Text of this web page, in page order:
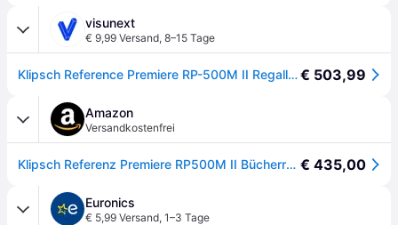
visunext
€ 9,99 Versand, 8–15 Tage
Klipsch Reference Premiere RP-500M II Regallautsprecher, Paar€ 503,99
Amazon
Versandkostenfrei
Klipsch Referenz Premiere RP500M II Bücherregal Lautsprecher Paar mit größerem 90° x 90° Hybrid Tractrix® Hupe 25 cm Hochtöner 133 cm Kerametallic Tieftöner für raumfüllendes HeimkinoSound in Walnuss € 435,00
Euronics
€ 5,99 Versand, 1–3 Tage